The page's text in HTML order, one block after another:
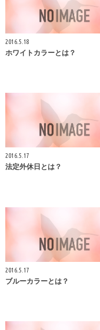
2016.5.18
ホワイトカラーとは？
2016.5.17
法定外休日とは？
2016.5.17
ブルーカラーとは？